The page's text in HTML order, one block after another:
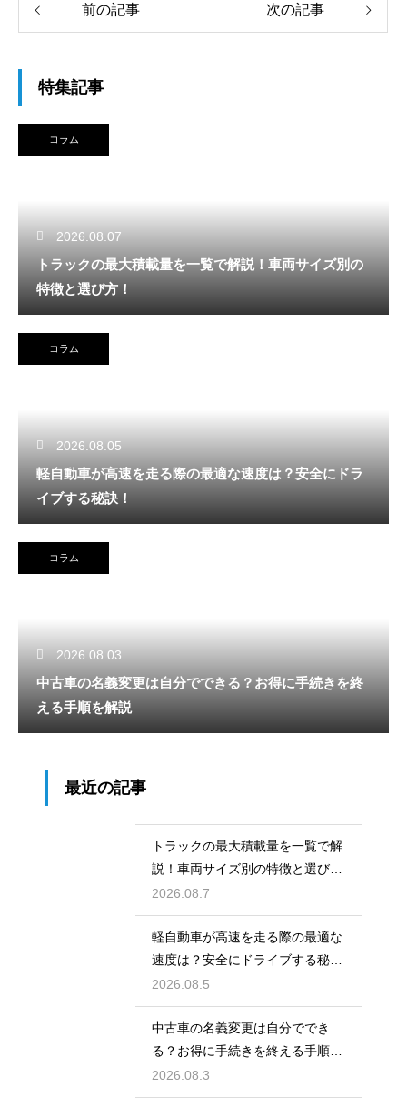
前の記事 次の記事
特集記事
コラム
2026.08.07
トラックの最大積載量を一覧で解説！車両サイズ別の
特徴と選び方！
コラム
2026.08.05
軽自動車が高速を走る際の最適な速度は？安全にドラ
イブする秘訣！
コラム
2026.08.03
中古車の名義変更は自分でできる？お得に手続きを終
える手順を解説
最近の記事
トラックの最大積載量を一覧で解
説！車両サイズ別の特徴と選び
方！
2026.08.7
軽自動車が高速を走る際の最適な
速度は？安全にドライブする秘
訣！
2026.08.5
中古車の名義変更は自分ででき
る？お得に手続きを終える手順を
解説
2026.08.3